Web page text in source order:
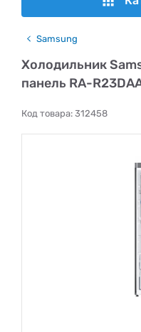
Samsung
Холодильник
панель RA-
Код товара: 312458